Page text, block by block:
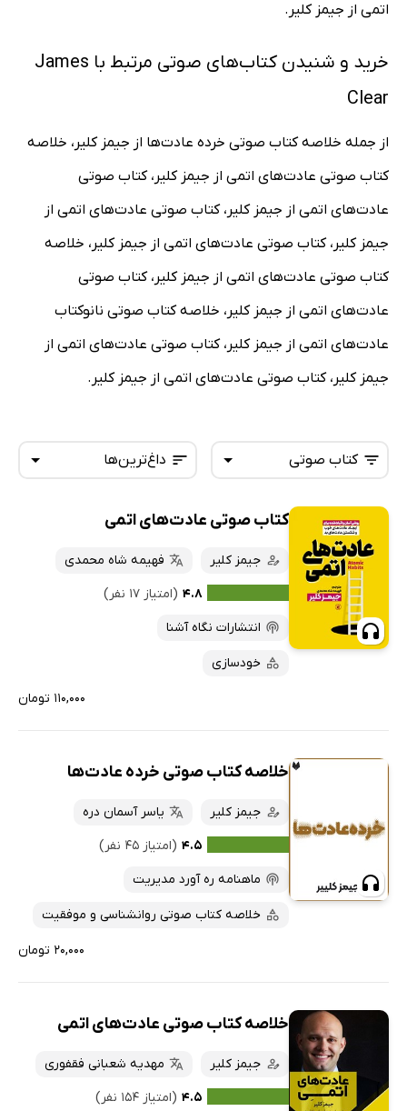
اتمی از جیمز کلیر.
خرید و شنیدن کتاب‌های صوتی مرتبط با James
Clear
از جمله خلاصه کتاب صوتی خرده عادت‌ها از جیمز کلیر، خلاصه
کتاب صوتی عادت‌های اتمی از جیمز کلیر، کتاب صوتی
عادت‌های اتمی از جیمز کلیر، کتاب صوتی عادت‌های اتمی از
جیمز کلیر، کتاب صوتی عادت‌های اتمی از جیمز کلیر، خلاصه
کتاب صوتی عادت‌های اتمی از جیمز کلیر، کتاب صوتی
عادت‌های اتمی از جیمز کلیر، خلاصه کتاب صوتی نانوکتاب
عادت‌های اتمی از جیمز کلیر، کتاب صوتی عادت‌های اتمی از
جیمز کلیر، کتاب صوتی عادت‌های اتمی از جیمز کلیر.
داغ‌ترین‌ها
تازه‌ها
داغ‌ترین‌ها
پرفروش‌ها
پربحث‌ها
کتاب صوتی
همه کتاب‌ها
کتاب‌های صوتی
کتاب‌های متنی
کتاب صوتی عادت‌های اتمی
جیمز کلیر
فهیمه شاه محمدی
۴.۸ (امتیاز ۱۷ نفر)
انتشارات نگاه آشنا
خودسازی
۱۱۰,۰۰۰ تومان
خلاصه کتاب صوتی خرده عادت‌ها
جیمز کلیر
یاسر آسمان دره
۴.۵ (امتیاز ۴۵ نفر)
ماهنامه ره آورد مدیریت
خلاصه کتاب صوتی روانشناسی و موفقیت
۲۰,۰۰۰ تومان
خلاصه کتاب صوتی عادت‌های اتمی
جیمز کلیر
مهدیه شعبانی فقفوری
۴.۵ (امتیاز ۱۵۴ نفر)